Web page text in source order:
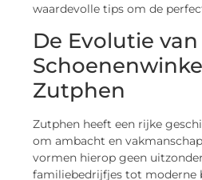
waardevolle tips om de
De Evolutie van
Zutphen
Zutphen heeft een rijke
om ambacht en
vormen hierop geen
familiebedrijfjes tot moderne